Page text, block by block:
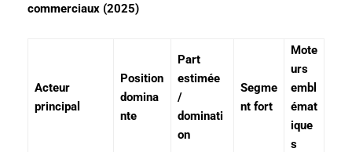
commerciaux (2025)
Acteur
principal
Position
domina
nte
Part
estimée
/
dominati
on
Segme
nt fort
Mote
urs
embl
émat
ique
s